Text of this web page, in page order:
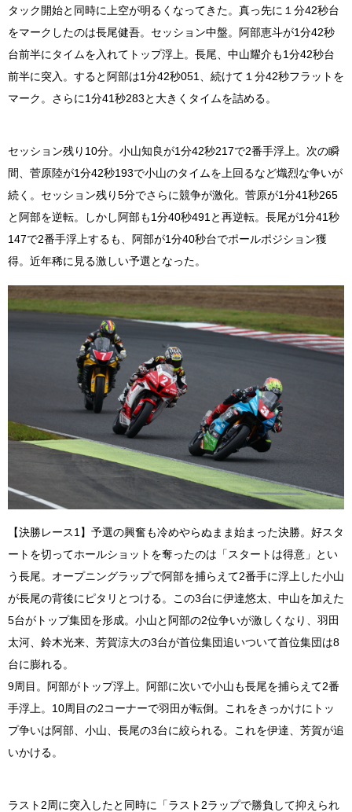
タック開始と同時に上空が明るくなってきた。真っ先に１分42秒台
をマークしたのは長尾健吾。セッション中盤。阿部恵斗が1分42秒
台前半にタイムを入れてトップ浮上。長尾、中山耀介も1分42秒台
前半に突入。すると阿部は1分42秒051、続けて１分42秒フラットを
マーク。さらに1分41秒283と大きくタイムを詰める。
セッション残り10分。小山知良が1分42秒217で2番手浮上。次の瞬
間、菅原陸が1分42秒193で小山のタイムを上回るなど熾烈な争いが
続く。セッション残り5分でさらに競争が激化。菅原が1分41秒265
と阿部を逆転。しかし阿部も1分40秒491と再逆転。長尾が1分41秒
147で2番手浮上するも、阿部が1分40秒台でポールポジション獲
得。近年稀に見る激しい予選となった。
【決勝レース1】予選の興奮も冷めやらぬまま始まった決勝。好スタ
ートを切ってホールショットを奪ったのは「スタートは得意」とい
う長尾。オープニングラップで阿部を捕らえて2番手に浮上した小山
が長尾の背後にピタリとつける。この3台に伊達悠太、中山を加えた
5台がトップ集団を形成。小山と阿部の2位争いが激しくなり、羽田
太河、鈴木光来、芳賀涼大の3台が首位集団追いついて首位集団は8
台に膨れる。
9周目。阿部がトップ浮上。阿部に次いで小山も長尾を捕らえて2番
手浮上。10周目の2コーナーで羽田が転倒。これをきっかけにトッ
プ争いは阿部、小山、長尾の3台に絞られる。これを伊達、芳賀が追
いかける。
ラスト2周に突入したと同時に「ラスト2ラップで勝負して抑えられ